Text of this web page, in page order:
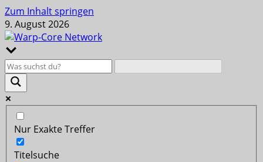
Zum Inhalt springen
9. August 2026
Nur Exakte Treffer
Titelsuche